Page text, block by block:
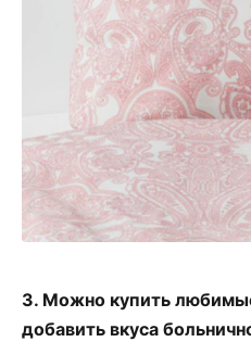
3. Можно купить
добавить вкуса